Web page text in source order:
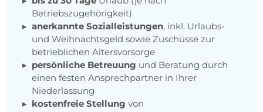
Betriebszugehörigkeit)
anerkannte Sozialleistungen, inkl. Urlaubs-
und Weihnachtsgeld sowie Zuschüsse zur
betrieblichen Altersvorsorge
persönliche Betreuung und Beratung durch
einen festen Ansprechpartner in Ihrer
Niederlassung
kostenfreie Stellung von